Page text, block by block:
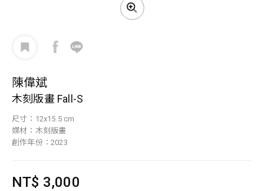
陳偉斌
木刻版畫 Fall-S
尺寸：12x15.5 cm
媒材：木刻版畫
創作年份：2023
NT$ 3,000